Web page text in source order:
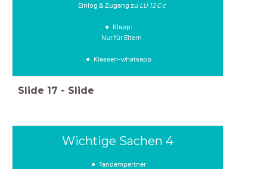
Einlog & Zugang zu LU 12 C c
Klapp:
Nur für Eltern
Klassen-whatsapp
Slide 17 - Slide
Wichtige Sachen 4
Tandempartner